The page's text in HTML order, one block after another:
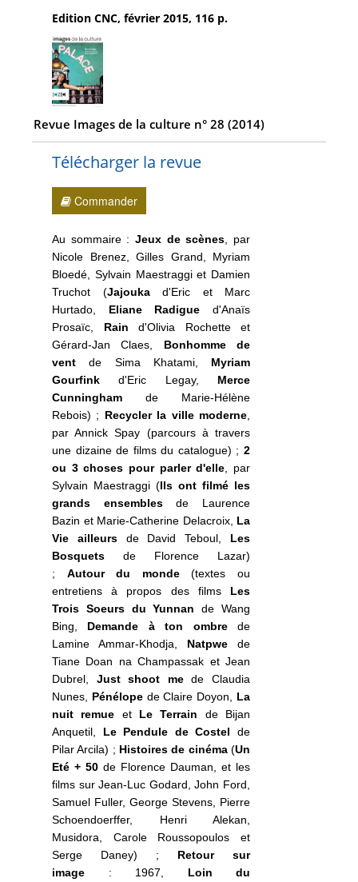
Edition CNC, février 2015, 116 p.
Revue Images de la culture n° 28 (2014)
Télécharger la revue
Commander
Au sommaire :Jeux de scènes , par
Nicole Brenez, Gilles Grand, Myriam
Bloedé, Sylvain Maestraggi et Damien
Truchot (Jajoukad'Eric et Marc
Hurtado, Eliane Radigue d'Anaïs
Prosaïc, Rain d'Olivia Rochette et
Gérard-Jan Claes, Bonhomme de
vent de Sima Khatami, Myriam
Gourfinkd'Eric Legay, Merce
Cunningham de Marie-Hélène
Rebois) ; Recycler la ville moderne
par Annick Spay (parcours à travers
une dizaine de films du catalogue) ;2
ou 3 choses pour parler d'elle , par
Sylvain Maestraggi (Ils ont filmé les
grands ensemblesde Laurence
Bazin et Marie-Catherine Delacroix, La
Vie ailleursde David Teboul, Les
Bosquetsde Florence Lazar)
; Autour du monde(textes ou
entretiens à propos des films Les
Trois Soeurs du Yunnan de Wang
Bing, Demande à ton ombrede
Lamine Ammar-Khodja, Natpwe de
Tiane Doan na Champassak et Jean
Dubrel, Just shoot mede Claudia
Nunes, Pénélopede Claire Doyon, La
nuit remue et Le Terrain de Bijan
Anquetil, Le Pendule de Costel de
Pilar Arcila) ; Histoires de cinéma(Un
Eté + 50 de Florence Dauman, et les
films sur Jean-Luc Godard, John Ford,
Samuel Fuller, George Stevens, Pierre
Schoendoerffer, Henri Alekan,
Musidora, Carole Roussopoulos et
Serge Daney) ; Retour sur
image : 1967,
Loin du